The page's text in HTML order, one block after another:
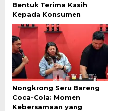
Bentuk Terima Kasih
Kepada Konsumen
Nongkrong Seru Bareng
Coca-Cola: Momen
Kebersamaan yang